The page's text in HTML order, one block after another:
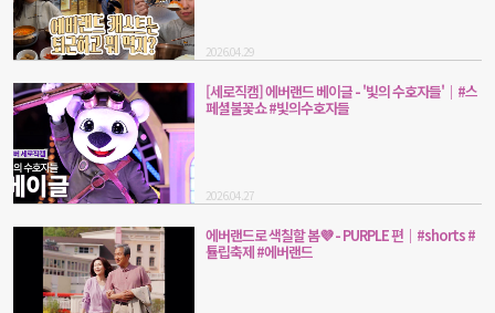
2026.04.29
[세로직캠] 에버랜드 베이글 - '빛의 수호자들'｜#스
페셜불꽃쇼 #빛의수호자들
2026.04.27
에버랜드로 색칠할 봄💜 - PURPLE 편｜#shorts #
튤립축제 #에버랜드